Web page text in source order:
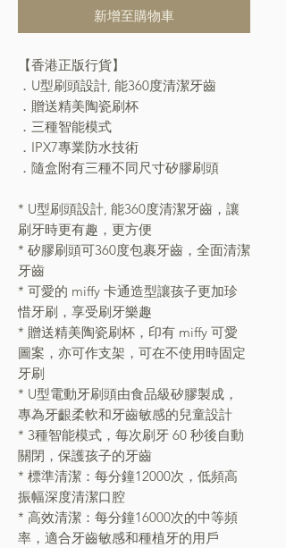
新增至購物車
【香港正版行貨】
．U型刷頭設計, 能360度清潔牙齒
．贈送精美陶瓷刷杯
．三種智能模式
．IPX7專業防水技術
．隨盒附有三種不同尺寸矽膠刷頭
* U型刷頭設計, 能360度清潔牙齒，讓
刷牙時更有趣，更方便
* 矽膠刷頭可360度包裹牙齒，全面清潔
牙齒
* 可愛的 miffy 卡通造型讓孩子更加珍
惜牙刷，享受刷牙樂趣
* 贈送精美陶瓷刷杯，印有 miffy 可愛
圖案，亦可作支架，可在不使用時固定
牙刷
* U型電動牙刷頭由食品級矽膠製成，
專為牙齦柔軟和牙齒敏感的兒童設計
* 3種智能模式，每次刷牙 60 秒後自動
關閉，保護孩子的牙齒
* 標準清潔：每分鐘12000次，低頻高
振幅深度清潔口腔
* 高效清潔：每分鐘16000次的中等頻
率，適合牙齒敏感和種植牙的用戶